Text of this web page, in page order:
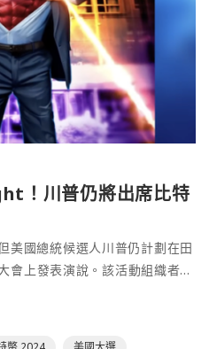
！川普仍將出席比特
美國總統候選人川普仍計劃在田
會上發表演說。該活動組織者之
長 David Bailey 在 X 上發文透
行了溝通，對方向他回應道，川